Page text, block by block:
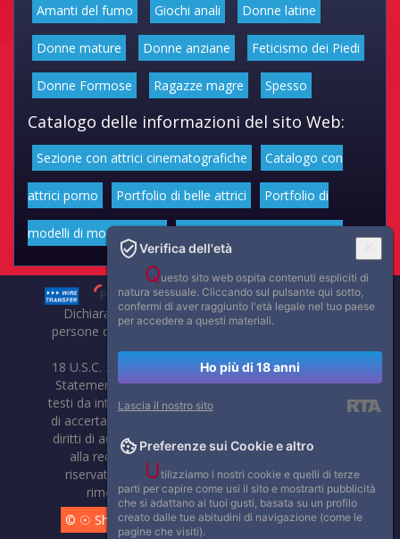
Amanti del fumo Giochi anali Donne latine
Donne mature Donne anziane Feticismo dei Piedi
Donne Formose Ragazze magre Spesso
Catalogo delle informazioni del sito Web:
Sezione con attrici cinematografiche Catalogo con
attrici porno Portfolio di belle attrici Portfolio di
modelli di moda volgari
Dichiarazione di non responsabilità: tutti i membri e le
persone che compaiono su questo sito hanno almeno 18
anni.
18 U.S.C. 2257 Record-Keeping Requirements Compliance
Statement. Affaritaliani, prima di pubblicare foto, video o
testi da internet, compie tutte le opportune verifiche al fine
di accertarne il libero regime di circolazione e non violare i
diritti di autore o altri diritti esclusivi di terzi. Per segnalare
alla redazione eventuali errori nell'uso del materiale
riservato, scriveteci: provvederemo prontamente alla
rimozione del materiale lesivo di diritti di terzi.
© ☉ Show di Sesso VivoCam. 2014 - 2026. Tutti i diritti
Verifica dell'età
Questo sito web ospita contenuti espliciti di
natura sessuale. Cliccando sul pulsante qui sotto,
confermi di aver raggiunto l'età legale nel tuo paese
per accedere a questi materiali.
Ho più di 18 anni
Lascia il nostro sito
Preferenze sui Cookie e altro
Utilizziamo i nostri cookie e quelli di terze
parti per capire come usi il sito e mostrarti pubblicità
che si adattano ai tuoi gusti, basata su un profilo
creato dalle tue abitudini di navigazione (come le
pagine che visiti).